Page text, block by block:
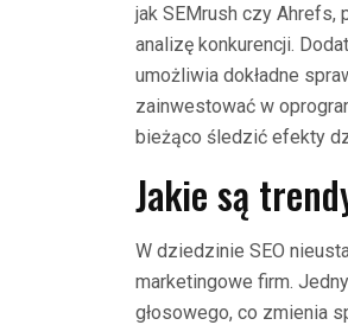
jak SEMrush czy
analizę konkurencji.
umożliwia dokładne
zainwestować w
bieżąco śledzić efekty
Jakie są
W dziedzinie SEO
marketingowe firm.
głosowego, co zmienia